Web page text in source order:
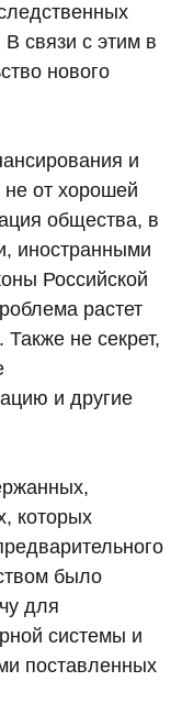
В связи с этим в
нового
и
от хорошей
общества, в
иностранными
Российской
растет
не секрет,
и другие
которых
было
для
системы и
поставленных